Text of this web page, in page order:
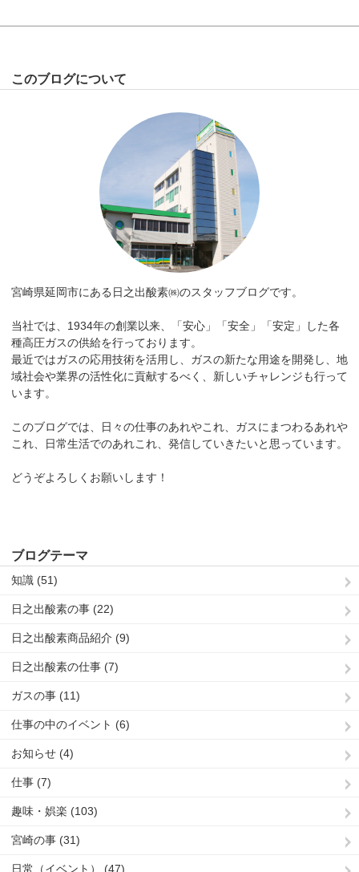
このブログについて
宮崎県延岡市にある日之出酸素㈱のスタッフブログです。
当社では、1934年の創業以来、「安心」「安全」「安定」した各
種高圧ガスの供給を行っております。
最近ではガスの応用技術を活用し、ガスの新たな用途を開発し、地
域社会や業界の活性化に貢献するべく、新しいチャレンジも行って
います。
このブログでは、日々の仕事のあれやこれ、ガスにまつわるあれや
これ、日常生活でのあれこれ、発信していきたいと思っています。
どうぞよろしくお願いします！
ブログテーマ
知識 (51)
日之出酸素の事 (22)
日之出酸素商品紹介 (9)
日之出酸素の仕事 (7)
ガスの事 (11)
仕事の中のイベント (6)
お知らせ (4)
仕事 (7)
趣味・娯楽 (103)
宮崎の事 (31)
日常（イベント） (47)